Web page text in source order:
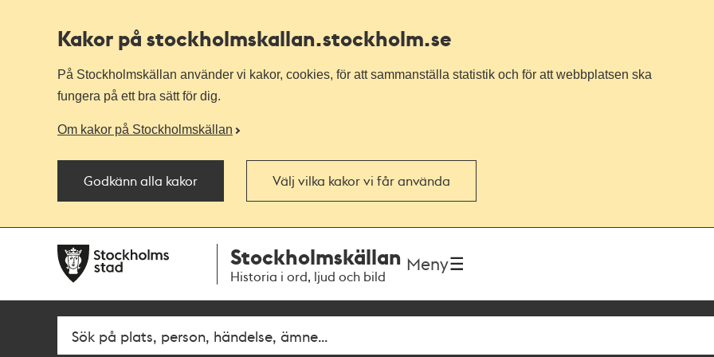
Kakor på stockholmskallan.stockholm.se
På Stockholmskällan använder vi kakor, cookies, för att sammanställa statistik och för att webbplatsen ska
fungera på ett bra sätt för dig.
Om kakor på Stockholmskällan
Godkänn alla kakor Välj vilka kakor vi får använda
navigationen
huvudinnehållet
Stockholmskällan
Historia i ord, ljud och bild
Meny
SökFritextsök